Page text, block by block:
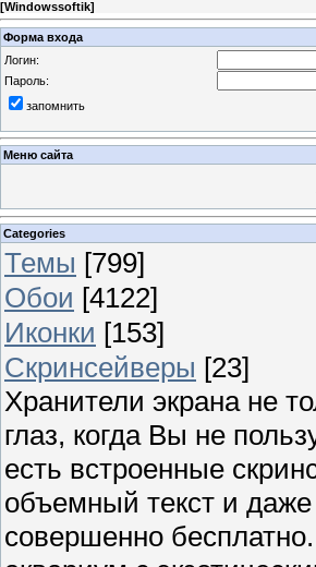
[Windowssoftik]
Форма входа
Логин:
Пароль:
запомнить
Меню сайта
Categories
Темы [799]
Обои [4122]
Иконки [153]
Скринсейверы [23]
Хранители экрана не
глаз, когда Вы не
есть встроенные
объемный текст и
совершенно